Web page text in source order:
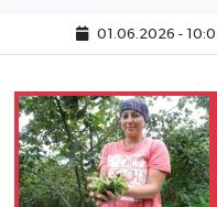
01.06.2026 -